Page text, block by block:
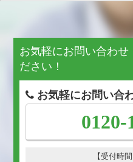
お気軽にお問い合わせ
ださい！
お気軽にお問い合
0120-
【受付時